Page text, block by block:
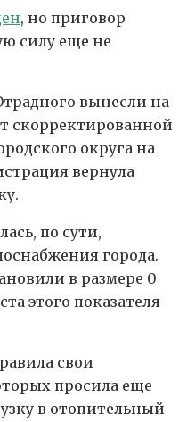
, но приговор
силу еще не
вынесли на
скорректированной
округа на
вернула
по сути,
города.
в размере 0
этого показателя
свои
просила еще
в отопительный